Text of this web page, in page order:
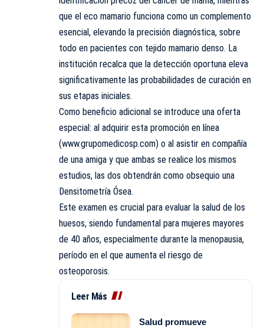
que el eco mamario funciona como un complemento
esencial, elevando la precisión diagnóstica, sobre
todo en pacientes con tejido mamario denso. La
institución recalca que la detección oportuna eleva
significativamente las probabilidades de curación en
sus etapas iniciales.
Como beneficio adicional se introduce una oferta
especial: al adquirir esta promoción en línea
(www.grupomedicosp.com) o al asistir en compañía
de una amiga y que ambas se realice los mismos
estudios, las dos obtendrán como obsequio una
Densitometría Ósea.
Este examen es crucial para evaluar la salud de los
huesos, siendo fundamental para mujeres mayores
de 40 años, especialmente durante la menopausia,
período en el que aumenta el riesgo de
osteoporosis.
Leer Más
Salud promueve